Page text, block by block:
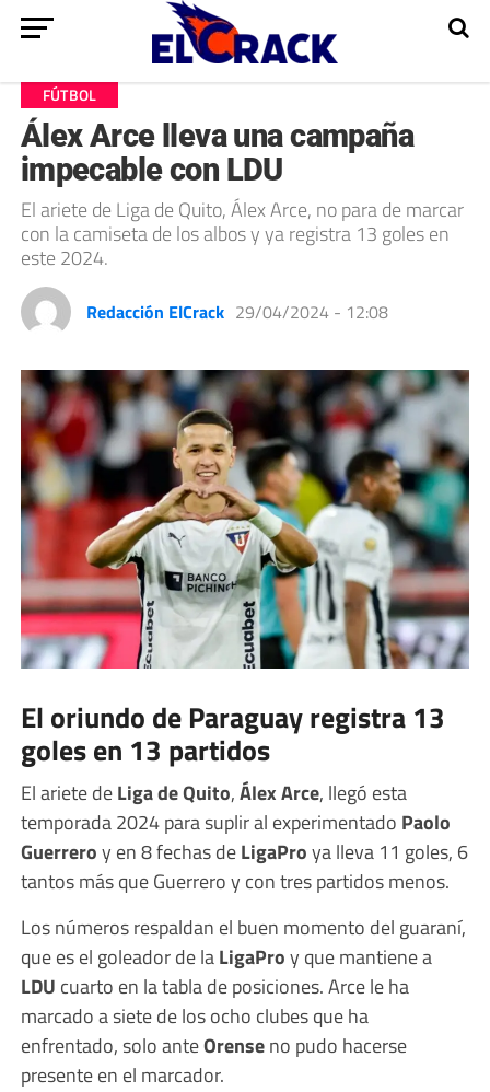
FÚTBOL
Álex Arce lleva una campaña
impecable con LDU
El ariete de Liga de Quito, Álex Arce, no para de marcar
con la camiseta de los albos y ya registra 13 goles en
este 2024.
Redacción ElCrack 29/04/2024 - 12:08
El oriundo de Paraguay registra 13
goles en 13 partidos
El ariete deLiga de Quito,Álex Arce, llegó esta
temporada 2024 para suplir al experimentado Paolo
Guerreroy en 8 fechas deLigaProya lleva 11 goles, 6
tantos más que Guerrero y con tres partidos menos.
Los números respaldan el buen momento del guaraní,
que es el goleador de laLigaProy que mantiene a
LDU cuarto en la tabla de posiciones. Arce le ha
marcado a siete de los ocho clubes que ha
enfrentado, solo anteOrenseno pudo hacerse
presente en el marcador.